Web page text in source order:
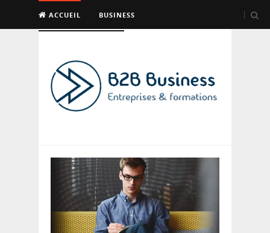
ACCUEIL BUSINESS